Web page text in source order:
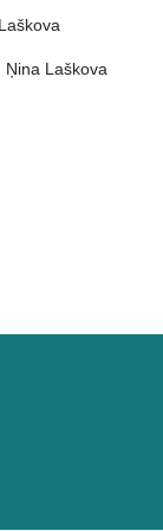
Ņina Laškova